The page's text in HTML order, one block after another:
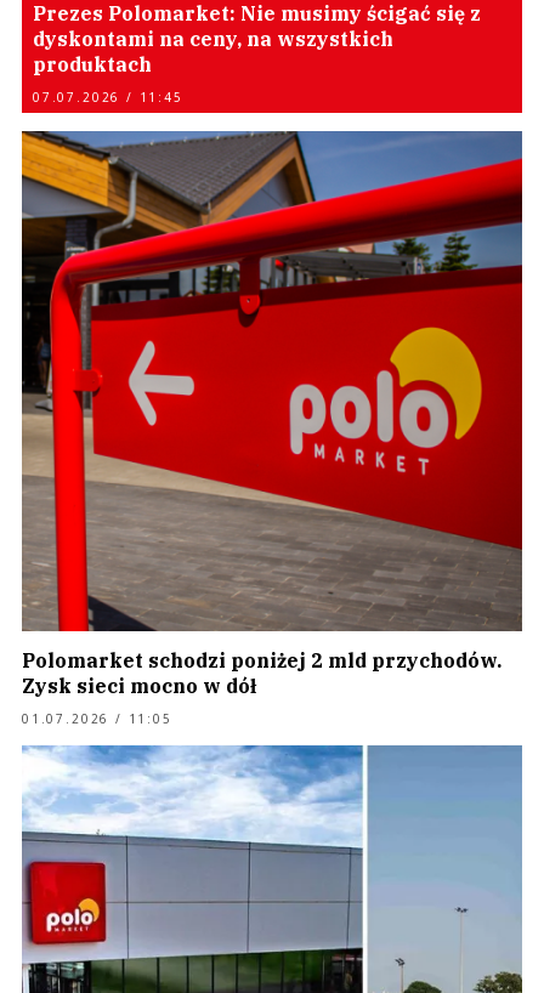
Prezes Polomarket: Nie musimy ścigać się z
dyskontami na ceny, na wszystkich
produktach
07.07.2026 / 11:45
Polomarket schodzi poniżej 2 mld przychodów.
Zysk sieci mocno w dół
01.07.2026 / 11:05